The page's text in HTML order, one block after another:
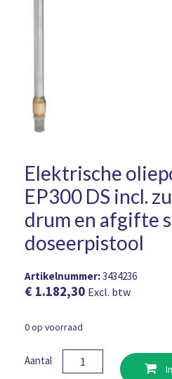
Elektrische
EP300 DS incl.
drum en afgifte
doseerpistool
Artikelnummer:3434236
€ 1.182,30 Excl. btw
0 op voorraad
Aantal
Elektrische
oliepomp